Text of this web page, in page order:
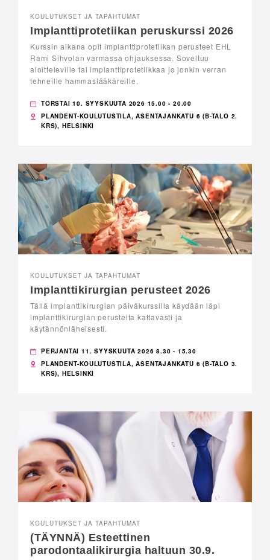
KOULUTUKSET JA TAPAHTUMAT
Implanttiprotetiikan peruskurssi 2026
Kurssin aikana opit implanttiprotetiikan perusteet EHL
Rami Sihvolan varmassa ohjauksessa. Soveltuu
aloitteleville tai implanttiprotetiikkaa jo jonkin verran
tehneille hammaslääkäreille.
TORSTAI 10. SYYSKUUTA 2026 15.00 - 20.00
PLANDENT-KOULUTUSTILA, ASENTAJANKATU 6 (B-TALO 2.
KRS), HELSINKI
KOULUTUKSET JA TAPAHTUMAT
Implanttikirurgian perusteet 2026
Tällä implanttikirurgian päiväkurssilla käydään läpi
implanttikirurgian perusteita kattavasti ja
käytännönläheisesti.
PERJANTAI 11. SYYSKUUTA 2026 8.30 - 15.30
PLANDENT-KOULUTUSTILA, ASENTAJANKATU 6 (B-TALO 3.
KRS), HELSINKI
KOULUTUKSET JA TAPAHTUMAT
(TÄYNNÄ) Esteettinen
parodontaalikirurgia haltuun 30.9.